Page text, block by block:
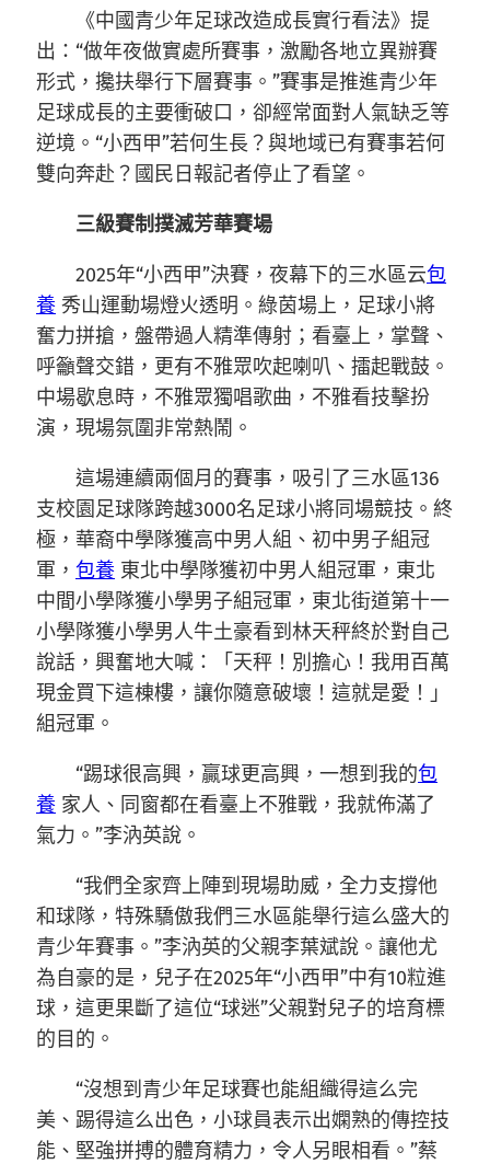
《中國青少年足球改造成長實行看法》提
出：“做年夜做實處所賽事，激勵各地立異辦賽
形式，攙扶舉行下層賽事。”賽事是推進青少年
足球成長的主要衝破口，卻經常面對人氣缺乏等
逆境。“小西甲”若何生長？與地域已有賽事若何
雙向奔赴？國民日報記者停止了看望。
三級賽制撲滅芳華賽場
2025年“小西甲”決賽，夜幕下的三水區云包
養 秀山運動場燈火透明。綠茵場上，足球小將
奮力拼搶，盤帶過人精準傳射；看臺上，掌聲、
呼籲聲交錯，更有不雅眾吹起喇叭、擂起戰鼓。
中場歇息時，不雅眾獨唱歌曲，不雅看技擊扮
演，現場氛圍非常熱鬧。
這場連續兩個月的賽事，吸引了三水區136
支校園足球隊跨越3000名足球小將同場競技。終
極，華裔中學隊獲高中男人組、初中男子組冠
軍， 包養 東北中學隊獲初中男人組冠軍，東北
中間小學隊獲小學男子組冠軍，東北街道第十一
小學隊獲小學男人牛土豪看到林天秤終於對自己
說話，興奮地大喊：「天秤！別擔心！我用百萬
現金買下這棟樓，讓你隨意破壞！這就是愛！」
組冠軍。
“踢球很高興，贏球更高興，一想到我的包
養 家人、同窗都在看臺上不雅戰，我就佈滿了
氣力。”李汭英說。
“我們全家齊上陣到現場助威，全力支撐他
和球隊，特殊驕傲我們三水區能舉行這么盛大的
青少年賽事。”李汭英的父親李葉斌說。讓他尤
為自豪的是，兒子在2025年“小西甲”中有10粒進
球，這更果斷了這位“球迷”父親對兒子的培育標
的目的。
“沒想到青少年足球賽也能組織得這么完
美、踢得這么出色，小球員表示出嫻熟的傳控技
能、堅強拼搏的體育精力，令人另眼相看。”蔡